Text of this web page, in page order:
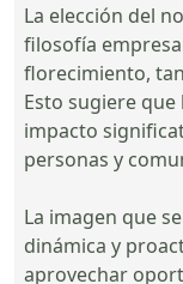
La elección del
filosofía
florecimiento,
Esto sugiere
impacto
personas y
La imagen que
dinámica y
aprovechar